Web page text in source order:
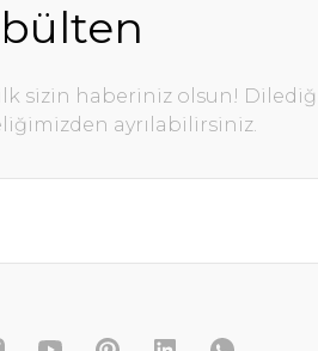
sizin haberiniz olsun!
ayrılabilirsiniz.